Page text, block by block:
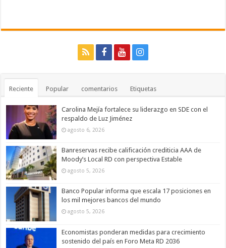
Reciente Popular comentarios Etiquetas
Carolina Mejía fortalece su liderazgo en SDE con el
respaldo de Luz Jiménez
agosto 6, 2026
Banreservas recibe calificación crediticia AAA de
Moody’s Local RD con perspectiva Estable
agosto 5, 2026
Banco Popular informa que escala 17 posiciones en
los mil mejores bancos del mundo
agosto 5, 2026
Economistas ponderan medidas para crecimiento
sostenido del país en Foro Meta RD 2036